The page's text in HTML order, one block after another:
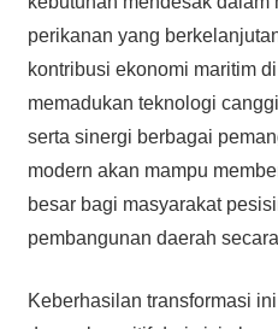
perikanan yang
kontribusi ekonomi maritim
memadukan teknologi
serta sinergi berbagai
modern akan mampu
besar bagi masyarakat
pembangunan daerah
Keberhasilan transformasi